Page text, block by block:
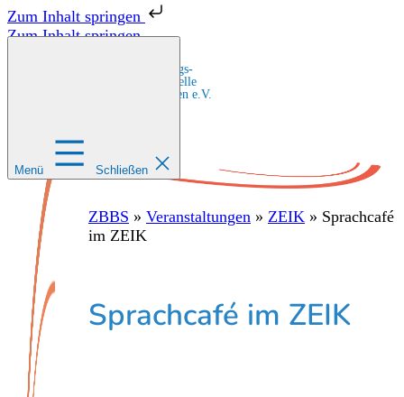
Zum Inhalt springen
Zum Inhalt springen
Zentrale Bildungs-
und Beratungsstelle
für Migrant:innen e.V.
Menü Schließen
ZBBS » Veranstaltungen » ZEIK » Sprachcafé
im ZEIK
Sprachcafé im ZEIK